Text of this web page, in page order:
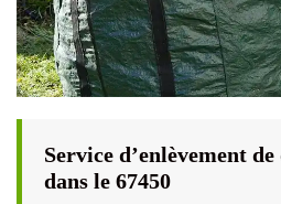
Service d’enlèvement
dans le 67450